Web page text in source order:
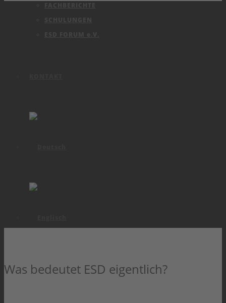
Was bedeutet ESD eigentlich?